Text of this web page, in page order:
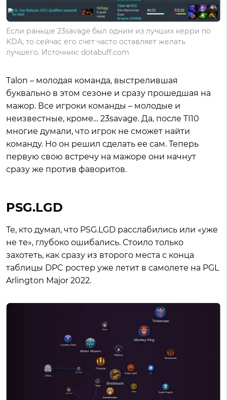
Если раньше 23savage был одним из лучших керри по
KDA, то сейчас его счет часто оставляет желать
лучшего. Источник: dotabuff.com
Talon – молодая команда, выстрелившая
буквально в этом сезоне и сразу прошедшая на
мажор. Все игроки команды – молодые и
неизвестные, кроме… 23savage. Да, после TI10
многие думали, что игрок не сможет найти
команду. Но он решил сделать ее сам. Теперь
первую свою встречу на мажоре они начнут
сразу же против фаворитов.
PSG.LGD
Те, кто думал, что PSG.LGD расслабились или «уже
не те», глубоко ошибались. Стоило только
захотеть, как сразу из второго места с конца
таблицы DPC ростер уже летит в самолете на PGL
Arlington Major 2022.